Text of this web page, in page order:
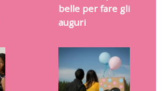
belle per fare gli
auguri